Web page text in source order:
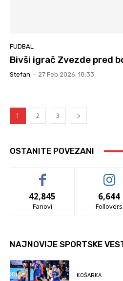
FUDBAL
Bivši igrač Zvezde pred
Stefan - 27 Feb 2026. 18:33
1 2 3
OSTANITE POVEZANI
42,845
Fanovi
6,644
Follovers
NAJNOVIJE SPORTSKE
KOŠARKA